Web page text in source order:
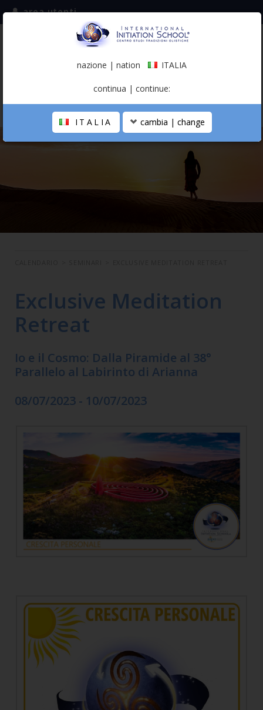
iscriviti alla mailing list
(italiano)
area utenti
LA SCUOLA
Exclusive Meditation
Retreat
Io e il Cosmo: Dalla Piramide al 38°
Parallelo al Labirinto di Arianna
08/07/2023 - 10/07/2023
nazione | nation ITALIA
continua | continue:
ITALIA cambia | change